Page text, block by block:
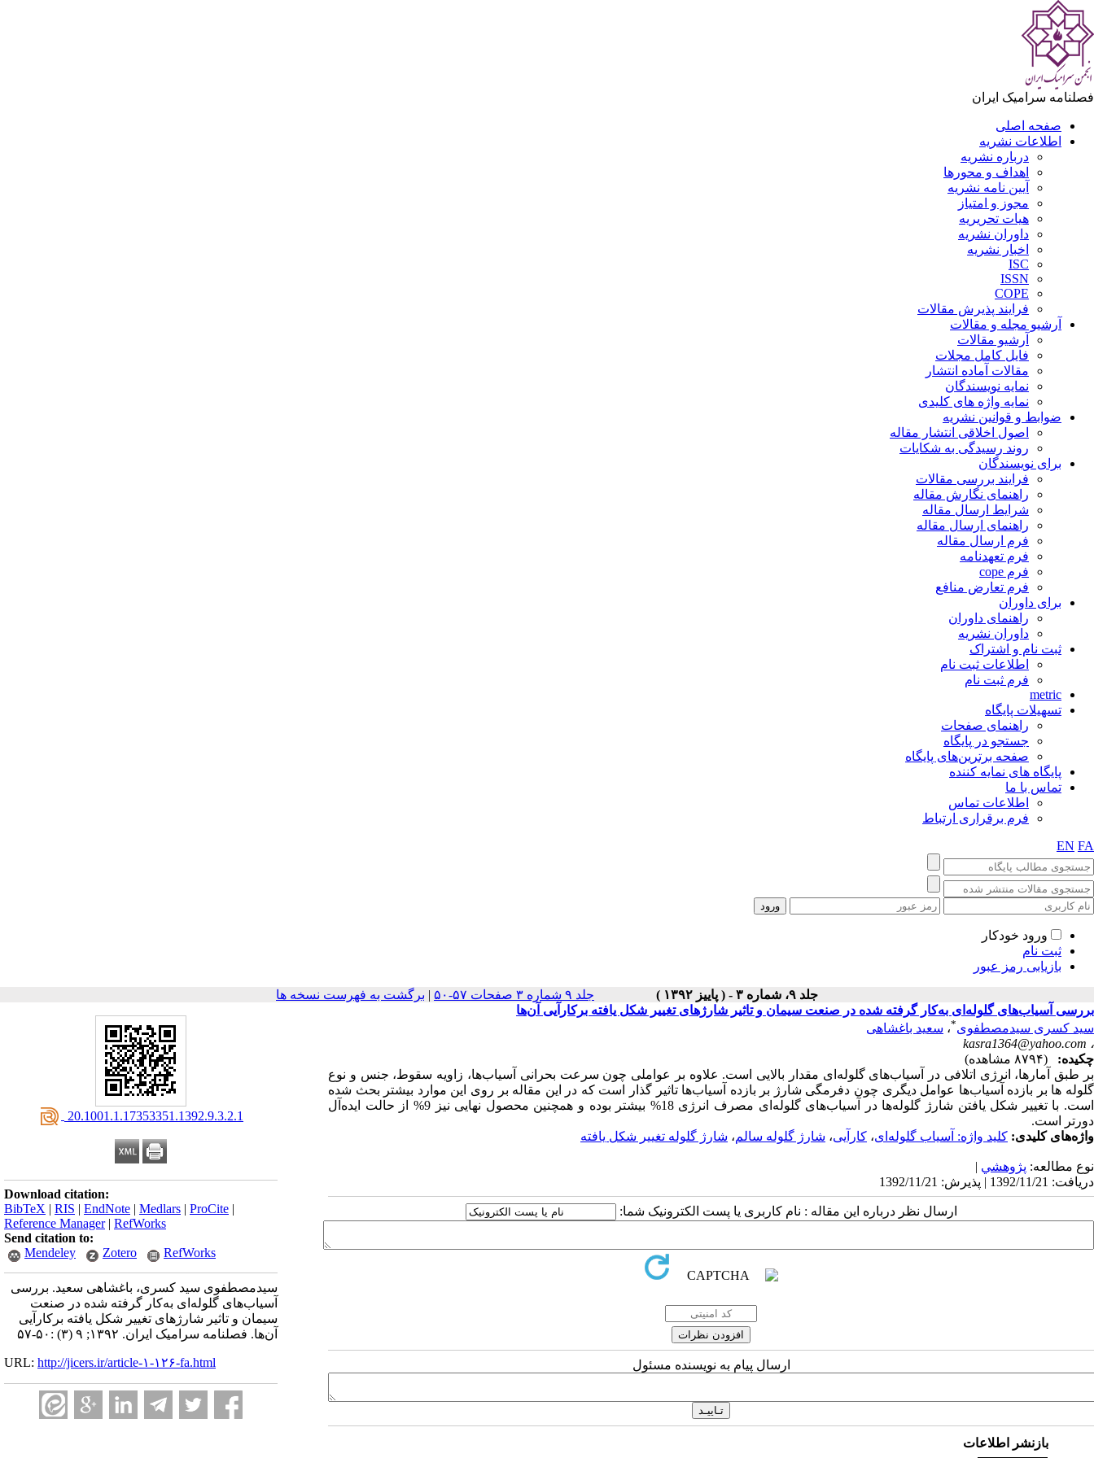
فصلنامه سرامیک ایران
صفحه اصلی
اطلاعات نشریه
درباره نشریه
اهداف و محورها
آیین نامه نشریه
مجوز و امتیاز
هیات تحریریه
داوران نشریه
اخبار نشریه
ISC
ISSN
COPE
فرایند پذیرش مقالات
آرشیو مجله و مقالات
آرشیو مقالات
فایل کامل مجلات
مقالات آماده انتشار
نمایه نویسندگان
نمایه واژه های کلیدی
ضوابط و قوانین نشریه
اصول اخلاقی انتشار مقاله
روند رسیدگی به شکایات
برای نویسندگان
فرایند بررسی مقالات
راهنمای نگارش مقاله
شرایط ارسال مقاله
راهنمای ارسال مقاله
فرم ارسال مقاله
فرم تعهدنامه
فرم cope
فرم تعارض منافع
برای داوران
راهنمای داوران
داوران نشریه
ثبت نام و اشتراک
اطلاعات ثبت نام
فرم ثبت نام
metric
تسهیلات پایگاه
راهنمای صفحات
جستجو در پایگاه
صفحه برترین‌های پایگاه
پایگاه های نمایه کننده
تماس با ما
اطلاعات تماس
فرم برقراری ارتباط
EN FA
ورود خودکار
ثبت نام
بازیابی رمز عبور
جلد ۹، شماره ۳ - ( پاييز ۱۳۹۲ ) جلد ۹ شماره ۳ صفحات ۵۷-۵۰ | برگشت به فهرست نسخه ها
‎ 20.1001.1.17353351.1392.9.3.2.1
Download citation:
BibTeX | RIS | EndNote | Medlars | ProCite |
Reference Manager| RefWorks
Send citation to:
Mendeley
Zotero RefWorks
سیدمصطفوی سید کسری، باغشاهی سعید. بررسی
آسیاب‌های گلوله‌ای به‌کار گرفته شده در صنعت
سیمان و تاثیر شارژهای تغییر شکل یافته برکارآیی
آن‌ها. فصلنامه سرامیک ایران. ۱۳۹۲; ۹ (۳) :۵۰-۵۷
URL: http://jicers.ir/article-۱-۱۲۶-fa.html
بررسی آسیاب‌های گلوله‌ای به‌کار گرفته شده در صنعت سیمان و تاثیر شارژهای تغییر شکل یافته برکارآیی آن‌ها
سید کسری سیدمصطفوی*، سعید باغشاهی
، kasra1364@yahoo.com
چکیده:
(۸۷۹۴ مشاهده)
بر طبق آمارها، انرژی اتلافی در آسیاب‌های گلوله‌ای مقدار بالایی است. علاوه بر عواملی چون سرعت بحرانی آسیاب‌ها، زاویه سقوط، جنس و نوع
گلوله ها بر بازده آسیاب‌ها عوامل دیگری چون دفرمگی شارژ بر بازده آسیاب‌ها تاثیر گذار است که در این مقاله بر روی این موارد بیشتر بحث شده
است. با تغییر شکل یافتن شارژ گلوله‌ها در آسیاب‌های گلوله‌ای مصرف انرژی 18% بیشتر بوده و همچنین محصول نهایی نیز 9% از حالت ایده‌آل
دورتر است.
واژه‌های کلیدی: کلید واژه: آسیاب گلوله‌ای، کارآیی، شارژ گلوله سالم، شارژ گلوله تغییر شکل یافته
نوع مطالعه: پژوهشي |
دریافت: 1392/11/21 | پذیرش: 1392/11/21
ارسال نظر درباره این مقاله : نام کاربری یا پست الکترونیک شما:
ارسال پیام به نویسنده مسئول
بازنشر اطلاعات